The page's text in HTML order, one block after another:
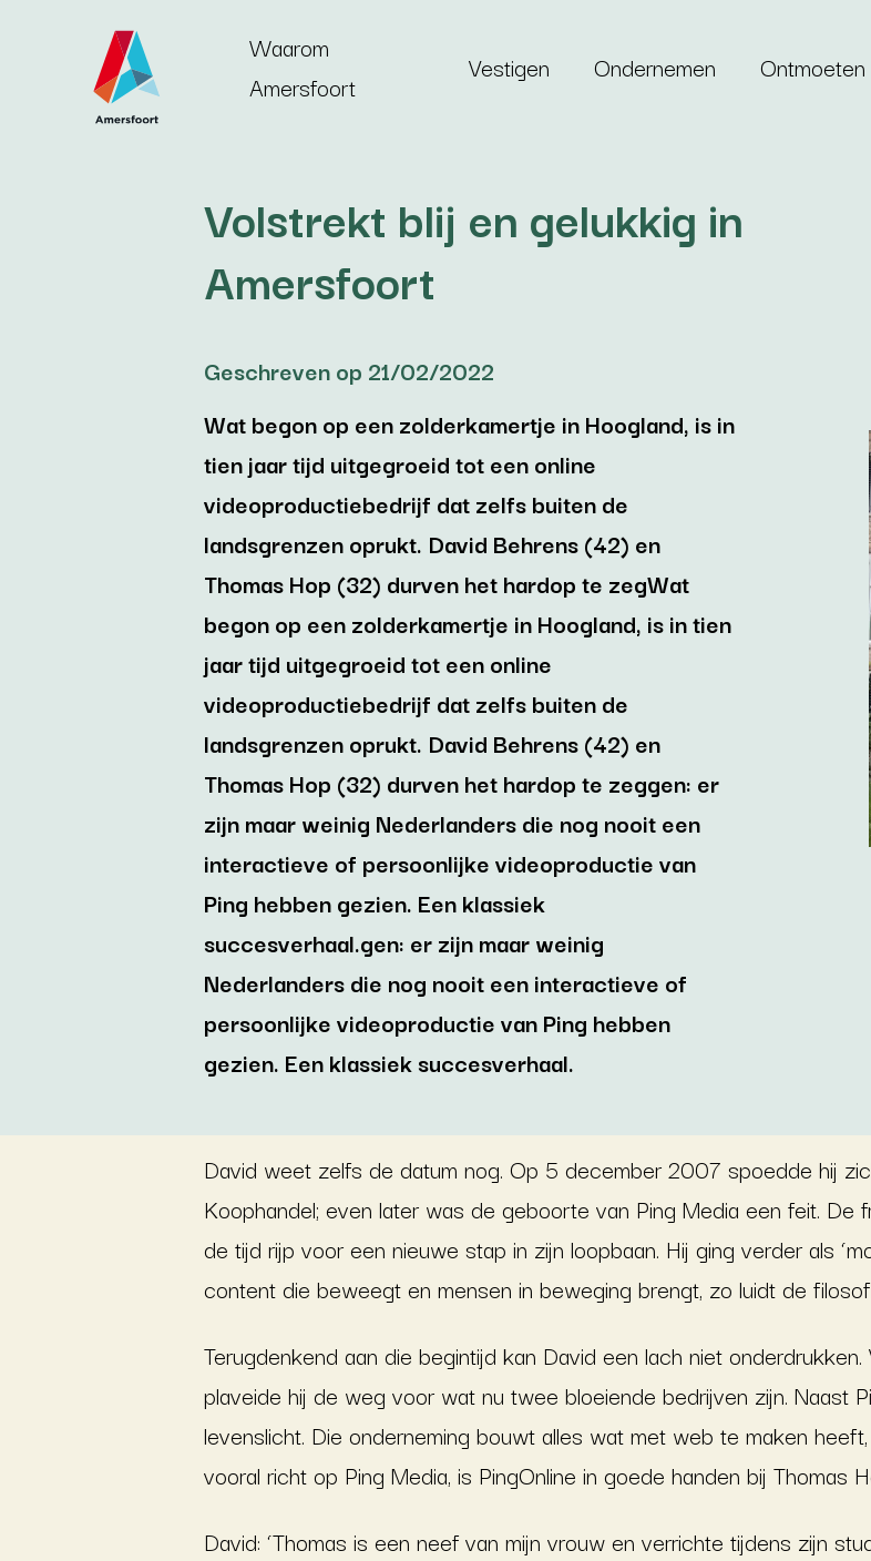
Waarom
Amersfoort
Vestigen Ondernemen Ontmoeten
Volstrekt blij en gelukkig in
Amersfoort
Geschreven op 21/02/2022
Wat begon op een zolderkamertje in Hoogland, is in
tien jaar tijd uitgegroeid tot een online
videoproductiebedrijf dat zelfs buiten de
landsgrenzen oprukt. David Behrens (42) en
Thomas Hop (32) durven het hardop te zegWat
begon op een zolderkamertje in Hoogland, is in tien
jaar tijd uitgegroeid tot een online
videoproductiebedrijf dat zelfs buiten de
landsgrenzen oprukt. David Behrens (42) en
Thomas Hop (32) durven het hardop te zeggen: er
zijn maar weinig Nederlanders die nog nooit een
interactieve of persoonlijke videoproductie van
Ping hebben gezien. Een klassiek
succesverhaal.gen: er zijn maar weinig
Nederlanders die nog nooit een interactieve of
persoonlijke videoproductie van Ping hebben
gezien. Een klassiek succesverhaal.
David weet zelfs de datum nog. Op 5 december 2007 spoedde hij
Koophandel; even later was de geboorte van Ping Media een feit. De
de tijd rijp voor een nieuwe stap in zijn loopbaan. Hij ging verder als
content die beweegt en mensen in beweging brengt, zo luidt de
Terugdenkend aan die begintijd kan David een lach niet
plaveide hij de weg voor wat nu twee bloeiende bedrijven zijn. Naast
levenslicht. Die onderneming bouwt alles wat met web te maken
vooral richt op Ping Media, is PingOnline in goede handen bij Thomas
David: ‘Thomas is een neef van mijn vrouw en verrichte tijdens zijn